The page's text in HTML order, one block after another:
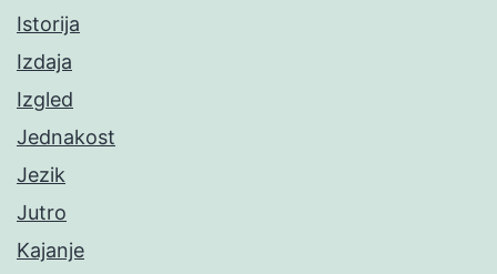
Istorija
Izdaja
Izgled
Jednakost
Jezik
Jutro
Kajanje